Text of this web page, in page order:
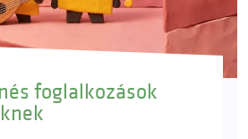
foglalkozások